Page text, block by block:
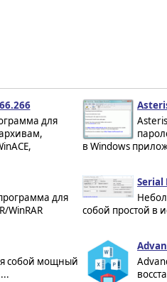
для
в Windows
для
WinRAR
Serial
собой простой в
собой мощный